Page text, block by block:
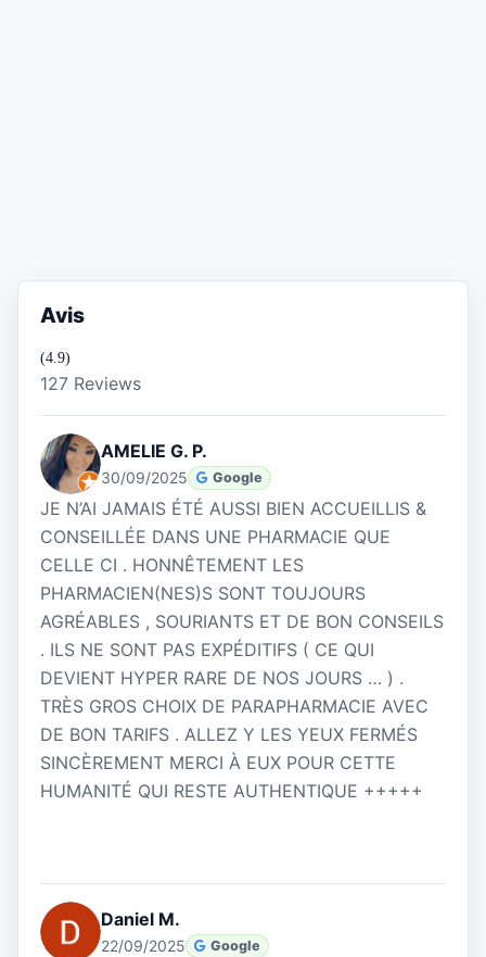
Avis
(4.9)
127 Reviews
AMELIE G. P.
30/09/2025 Google
JE N’AI JAMAIS ÉTÉ AUSSI BIEN ACCUEILLIS &
CONSEILLÉE DANS UNE PHARMACIE QUE
CELLE CI . HONNÊTEMENT LES
PHARMACIEN(NES)S SONT TOUJOURS
AGRÉABLES , SOURIANTS ET DE BON CONSEILS
. ILS NE SONT PAS EXPÉDITIFS ( CE QUI
DEVIENT HYPER RARE DE NOS JOURS … ) .
TRÈS GROS CHOIX DE PARAPHARMACIE AVEC
DE BON TARIFS . ALLEZ Y LES YEUX FERMÉS
SINCÈREMENT MERCI À EUX POUR CETTE
HUMANITÉ QUI RESTE AUTHENTIQUE +++++
Daniel M.
22/09/2025 Google